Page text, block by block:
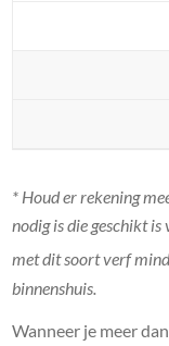
* Houd er rekening
nodig is die geschikt
met dit soort verf
binnenshuis.
Wanneer je meer